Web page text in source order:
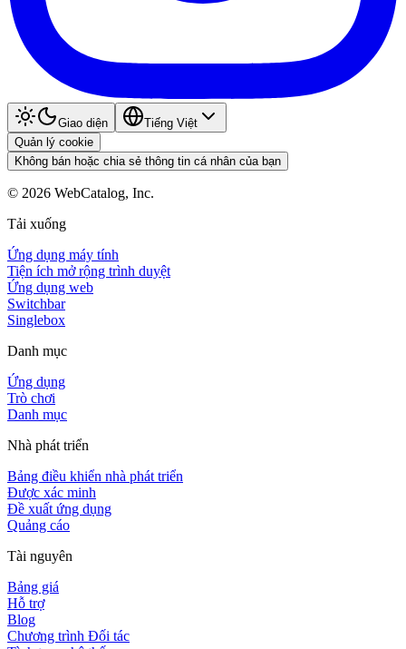
Giao diện
Tiếng Việt
Quản lý cookie
Không bán hoặc chia sẻ thông tin cá nhân của bạn
© 2026 WebCatalog, Inc.
Tải xuống
Ứng dụng máy tính
Tiện ích mở rộng trình duyệt
Ứng dụng web
Switchbar
Singlebox
Danh mục
Ứng dụng
Trò chơi
Danh mục
Nhà phát triển
Bảng điều khiển nhà phát triển
Được xác minh
Đề xuất ứng dụng
Quảng cáo
Tài nguyên
Bảng giá
Hỗ trợ
Blog
Chương trình Đối tác